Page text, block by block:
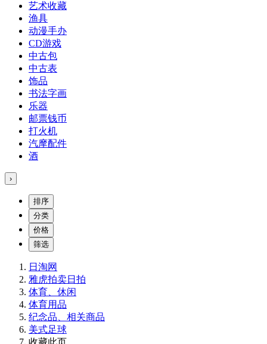
艺术收藏
渔具
动漫手办
CD游戏
中古包
中古表
饰品
书法字画
乐器
邮票钱币
打火机
汽摩配件
酒
›
排序
分类
价格
筛选
日淘网
雅虎拍卖日拍
体育、休闲
体育用品
纪念品、相关商品
美式足球
收藏此页